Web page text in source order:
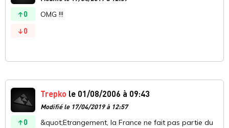
0
0
OMG !!!
0
Trepko le 01/08/2006 à 09:43
Modifié le 17/04/2019 à 12:57
&quot;Etrangement, la France ne fait pas partie du